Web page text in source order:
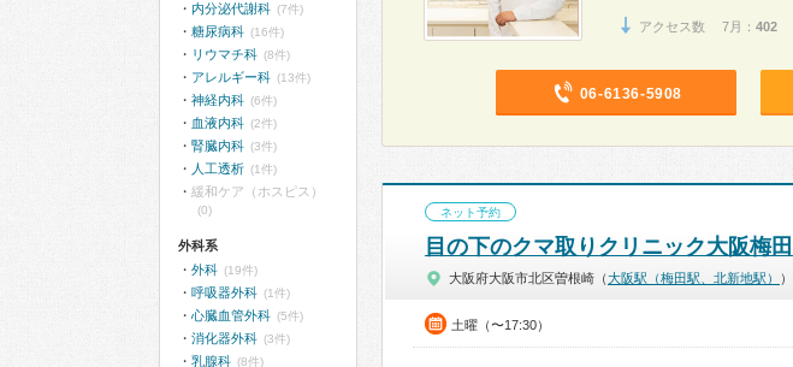
アクセス数 7月： 402 |
06-6136-5908
ネット予約
目の下のクマ取りクリニック大阪梅田
大阪府大阪市北区曽根崎（大阪駅（梅田駅、北新地駅） ）
土曜（〜17:30）
内分泌代謝科 (7件)
糖尿病科 (16件)
リウマチ科 (8件)
アレルギー科 (13件)
神経内科 (6件)
血液内科 (2件)
腎臓内科 (3件)
人工透析 (1件)
緩和ケア（ホスピス）
(0)
外科系
外科 (19件)
呼吸器外科 (1件)
心臓血管外科 (5件)
消化器外科 (3件)
乳腺科 (8件)